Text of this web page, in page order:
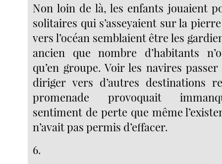
Non loin de là, les enfants jouaient
solitaires qui s’asseyaient sur la
vers l’océan semblaient être les
ancien que nombre d’habitants
qu’en groupe. Voir les navires
diriger vers d’autres destinations
promenade provoquait
sentiment de perte que même
n’avait pas permis d’effacer.
6.